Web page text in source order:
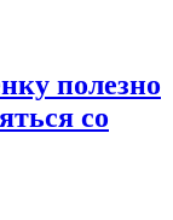
полезно
со